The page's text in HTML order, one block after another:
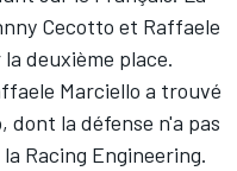
Cecotto et Raffaele
deuxième place.
Marciello a trouvé
la défense n'a pas
Racing Engineering.